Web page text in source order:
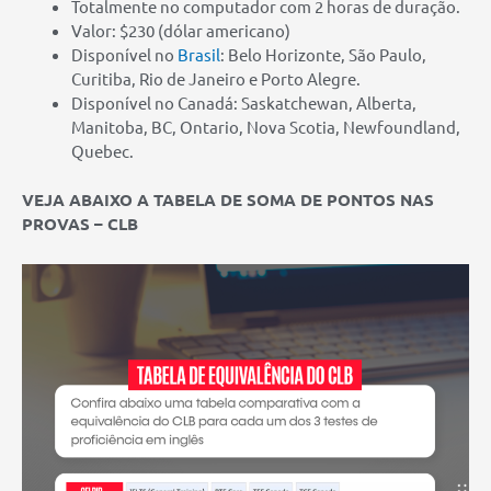
Totalmente no computador com 2 horas de duração.
Valor: $230 (dólar americano)
Disponível no Brasil: Belo Horizonte, São Paulo,
Curitiba, Rio de Janeiro e Porto Alegre.
Disponível no Canadá: Saskatchewan, Alberta,
Manitoba, BC, Ontario, Nova Scotia, Newfoundland,
Quebec.
VEJA ABAIXO A TABELA DE SOMA DE PONTOS NAS
PROVAS – CLB